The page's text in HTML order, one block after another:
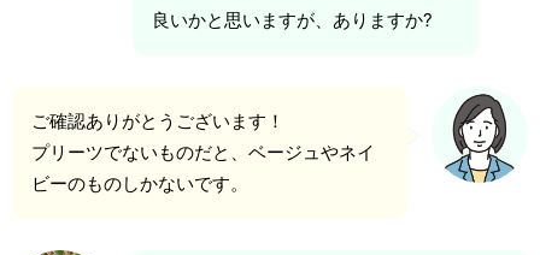
良いかと思いますが、ありますか?
ご確認ありがとうございます！
プリーツでないものだと、ベージュやネイ
ビーのものしかないです。